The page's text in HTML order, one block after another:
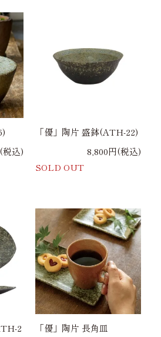
税込)
「優」陶片 盛鉢(ATH-22)
8,800円(税込)
SOLD OUT
2
「優」陶片 長角皿